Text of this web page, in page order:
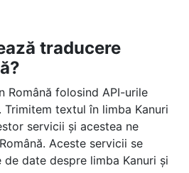
traducere
Română folosind API-urile
textul în limba Kanuri
servicii și acestea ne
Aceste servicii se
date despre limba Kanuri și